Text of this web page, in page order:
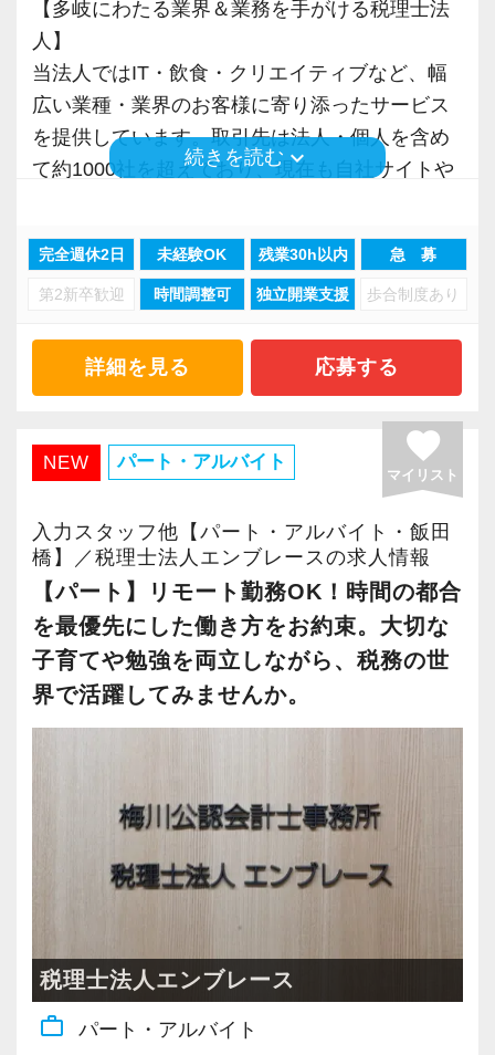
＜資格取得や独立支援もサポート＞
残業は極力なくし、社員の成長には惜しむこと
なく投資する方針です。
専門学校の授業料一部支援、税理士資格取得後
の独立支援体制なども充実。
道を歩むか。
ご自身でお好きなキャリアを描ける環境を整え
実際に資格を取得して独立した人も少なくあり
ません。
【お任せする業務内容】
まずは税務の基本となる入力作業をお任せしま
す。先輩スタッフのアシスタントとして、指示
ベースで作業を行ってみましょう。慣れてきた
ら、少しずつ対応できる範囲を広げながらステ
ップアップしていってください。
※事務関連、業務サポート業務を行います。
います。事前申請は必要ですが、過去に否認さ
れたケースはありません。
まずは当法人のルールや会計システムなど、基
礎的な部分を学んでいただきます。
それからTKCなどのオンライン講義を活用しな
がら、業界や知識を習得。
【多岐にわたる業界＆業務を手がける税理士法
人】
当法人ではIT・飲食・クリエイティブなど、幅
広い業種・業界のお客様に寄り添ったサービス
を提供しています。取引先は法人・個人を含め
て約1000社を超えており、現在も自社サイトや
また銀行融資や国際税務など、専門分野に強い
税理士・公認会計士が多数在籍。起業支援にも
業の誕生をサポートしています。ただ税務をや
るだけの事務所ではなく、一歩先のアドバイス
当法人の社名『Embrace』には、抱擁する・寄
り添う・新しい経験やチャレンジを楽しむとい
った意味が込められています。
これは仕事やサービスに関わる物理的な部分に
限ったことではありません。時代の変化に合わ
【本人が”やりたいこと”を任せる方針】
当法人は本人がやりたい業務を最大限任せる方
針です。
◆担当を持ってお客様の経営サポートまで携わ
りたい
◆所内業務を中心にやりたい
続きを読む keyboard_arrow_down
完全週休2日 未経験OK 残業30h以内 急 募
第2新卒歓迎 時間調整可 独立開業支援 歩合制度あり
詳細を見る 応募する
NEW パート・アルバイト favorite
マイリスト
入力スタッフ他【パート・アルバイト・飯田
橋】／税理士法人エンブレースの求人情報
【パート】リモート勤務OK！時間の都合
を最優先にした働き方をお約束。大切な
子育てや勉強を両立しながら、税務の世
界で活躍してみませんか。
税理士法人エンブレース
work_outline パート・アルバイト